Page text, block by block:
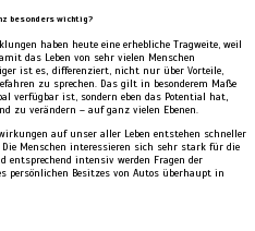
besonders wichtig?
haben heute eine erhebliche Tragweite, weil
das Leben von sehr vielen Menschen
ist es, differenziert, nicht nur über Vorteile,
zu sprechen. Das gilt in besonderem Maße
verfügbar ist, sondern eben das Potential hat,
zu verändern – auf ganz vielen Ebenen.
auf unser aller Leben entstehen schneller
Menschen interessieren sich sehr stark für die
entsprechend intensiv werden Fragen der
persönlichen Besitzes von Autos überhaupt in